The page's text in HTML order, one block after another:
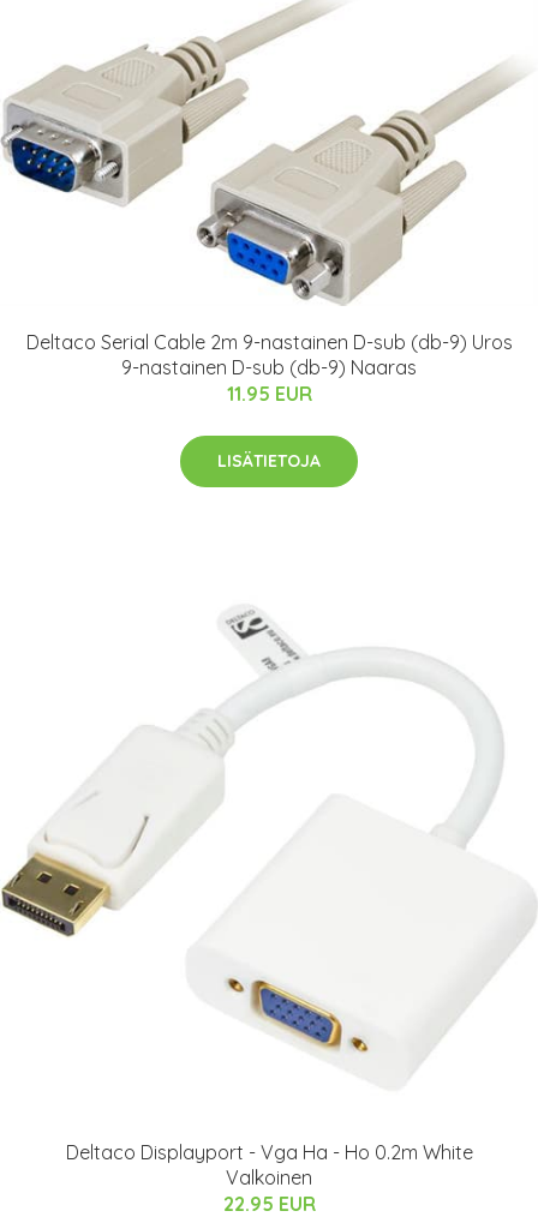
Deltaco Serial Cable 2m 9-nastainen D-sub (db-9) Uros
9-nastainen D-sub (db-9) Naaras
11.95 EUR
LISÄTIETOJA
Deltaco Displayport - Vga Ha - Ho 0.2m White
Valkoinen
22.95 EUR